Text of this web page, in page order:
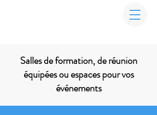
Salles de formation, de réunion
équipées ou espaces pour vos
événements